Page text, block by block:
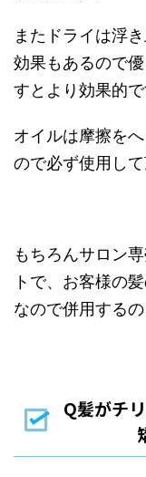
またドライは浮
効果もあるので
すとより効果的で
オイルは摩擦を
ので必ず使用し
もちろんサロン
トで、お客様の
なので併用する
Q髪がチ